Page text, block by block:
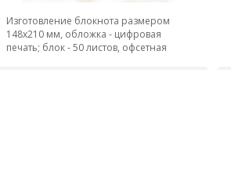
Изготовление блокнота размером
148х210 мм, обложка - цифровая
печать; блок - 50 листов, офсетная